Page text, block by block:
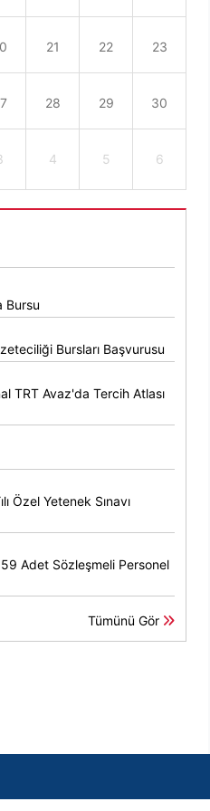
21 22 23
28 29 30
4 5 6
Bursu
Bursları Başvurusu
TRT Avaz'da Tercih Atlası
Özel Yetenek Sınavı
Adet Sözleşmeli Personel
Tümünü Gör